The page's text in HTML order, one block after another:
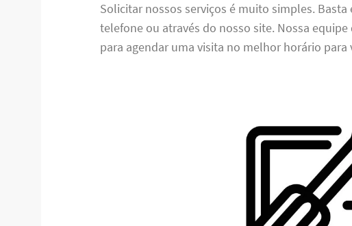
Solicitar nossos serviços é muito simples.
telefone ou através do nosso site. Nossa equipe
para agendar uma visita no melhor horário para